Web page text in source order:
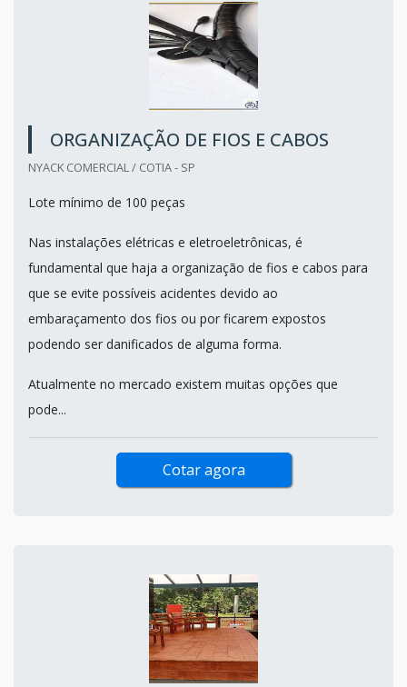
ORGANIZAÇÃO DE FIOS E CABOS
NYACK COMERCIAL / COTIA - SP
Lote mínimo de 100 peças
Nas instalações elétricas e eletroeletrônicas, é
fundamental que haja a organização de fios e cabos para
que se evite possíveis acidentes devido ao
embaraçamento dos fios ou por ficarem expostos
podendo ser danificados de alguma forma.
Atualmente no mercado existem muitas opções que
pode...
Cotar agora